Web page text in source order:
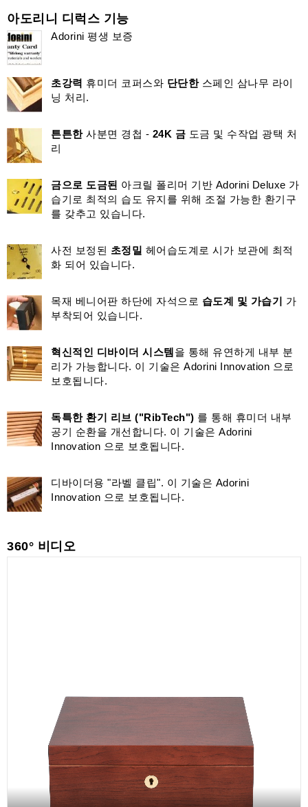
아도리니 디럭스 기능
Adorini 평생 보증
초강력 휴미더 코퍼스와 단단한스페인 삼나무 라이
닝 처리.
튼튼한사분면 경첩 - 24K 금 도금 및 수작업 광택 처
리
금으로 도금된 아크릴 폴리머 기반 Adorini Deluxe 가
습기로 최적의 습도 유지를 위해 조절 가능한 환기구
를 갖추고 있습니다.
사전 보정된 초정밀 헤어습도계로 시가 보관에 최적
화 되어 있습니다.
목재 베니어판 하단에 자석으로 습도계 및 가습기 가
부착되어 있습니다.
혁신적인 디바이더 시스템을 통해 유연하게 내부 분
리가 가능합니다. 이 기술은 Adorini Innovation 으로
보호됩니다.
독특한 환기 리브 ("RibTech") 를 통해 휴미더 내부
공기 순환을 개선합니다. 이 기술은 Adorini
Innovation 으로 보호됩니다.
디바이더용 "라벨 클립". 이 기술은 Adorini
Innovation 으로 보호됩니다.
360° 비디오